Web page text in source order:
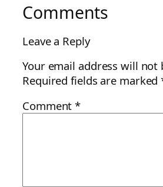
Comments
Leave a Reply
Your email address will not
Required fields are marked
Comment*